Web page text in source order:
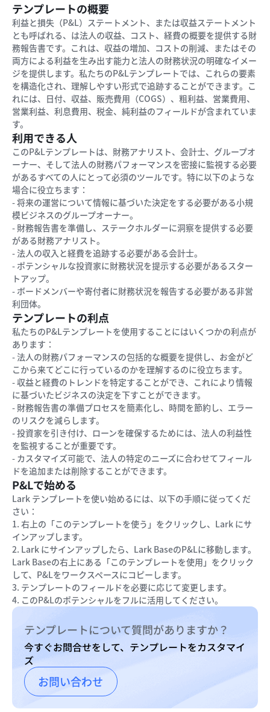
テンプレートの概要
利益と損失（P&L）ステートメント、または収益ステートメント
とも呼ばれる、は法人の収益、コスト、経費の概要を提供する財
務報告書です。これは、収益の増加、コストの削減、またはその
両方による利益を生み出す能力と法人の財務状況の明確なイメー
ジを提供します。私たちのP&Lテンプレートでは、これらの要素
を構造化され、理解しやすい形式で追跡することができます。こ
れには、日付、収益、販売費用（COGS）、粗利益、営業費用、
営業利益、利息費用、税金、純利益のフィールドが含まれていま
す。
利用できる人
このP&Lテンプレートは、財務アナリスト、会計士、グループオ
ーナー、そして法人の財務パフォーマンスを密接に監視する必要
があるすべての人にとって必須のツールです。特に以下のような
場合に役立ちます：
- 将来の運営について情報に基づいた決定をする必要がある小規
模ビジネスのグループオーナー。
- 財務報告書を準備し、ステークホルダーに洞察を提供する必要
がある財務アナリスト。
- 法人の収入と経費を追跡する必要がある会計士。
- ポテンシャルな投資家に財務状況を提示する必要があるスター
トアップ。
- ボードメンバーや寄付者に財務状況を報告する必要がある非営
利団体。
テンプレートの利点
私たちのP&Lテンプレートを使用することにはいくつかの利点が
あります：
- 法人の財務パフォーマンスの包括的な概要を提供し、お金がど
こから来てどこに行っているのかを理解するのに役立ちます。
- 収益と経費のトレンドを特定することができ、これにより情報
に基づいたビジネスの決定を下すことができます。
- 財務報告書の準備プロセスを簡素化し、時間を節約し、エラー
のリスクを減らします。
- 投資家を引き付け、ローンを確保するためには、法人の利益性
を監視することが重要です。
- カスタマイズ可能で、法人の特定のニーズに合わせてフィール
ドを追加または削除することができます。
P&Lで始める
Lark テンプレートを使い始めるには、以下の手順に従ってくだ
さい：
1. 右上の「このテンプレートを使う」をクリックし、Lark にサ
インアップします。
2. Lark にサインアップしたら、Lark BaseのP&Lに移動します。
Lark Baseの右上にある「このテンプレートを使用」をクリック
して、P&Lをワークスペースにコピーします。
3. テンプレートのフィールドを必要に応じて変更します。
4. このP&Lのポテンシャルをフルに活用してください。
テンプレートについて質問がありますか？
今すぐお問合せをして、テンプレートをカスタマイ
ズ
お問い合わせ